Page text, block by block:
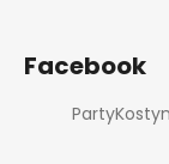
Facebook